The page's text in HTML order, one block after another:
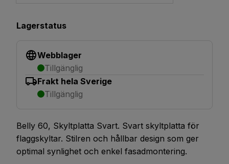
Lagerstatus
Webblager
Tillgänglig
Frakt hela Sverige
Tillgänglig
Belly 60, Skyltplatta Svart. Svart skyltplatta för
flaggskyltar. Stilren och hållbar design som ger
optimal synlighet och enkel fasadmontering.